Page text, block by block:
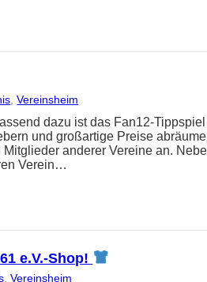
, Vereinsheim
dazu ist das Fan12-Tippspiel
und großartige Preise
anderer Vereine an.
Verein…
e.V.-Shop!
, Vereinsheim